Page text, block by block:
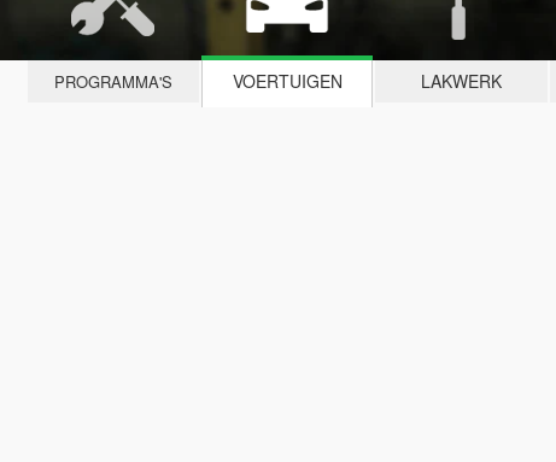
PROGRAMMA'S VOERTUIGEN LAKWERK